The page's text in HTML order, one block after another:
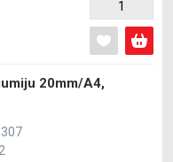
20mm/A4,